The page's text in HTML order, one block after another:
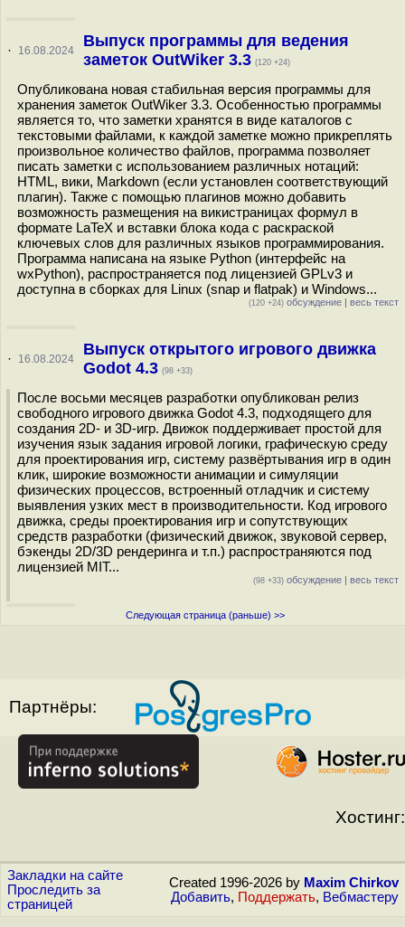
· 16.08.2024
Выпуск программы для ведения
заметок OutWiker 3.3 (120 +24)
Опубликована новая стабильная версия программы для
хранения заметок OutWiker 3.3. Особенностью программы
является то, что заметки хранятся в виде каталогов с
текстовыми файлами, к каждой заметке можно прикреплять
произвольное количество файлов, программа позволяет
писать заметки с использованием различных нотаций:
HTML, вики, Markdown (если установлен соответствующий
плагин). Также с помощью плагинов можно добавить
возможность размещения на викистраницах формул в
формате LaTeX и вставки блока кода с раскраской
ключевых слов для различных языков программирования.
Программа написана на языке Python (интерфейс на
wxPython), распространяется под лицензией GPLv3 и
доступна в сборках для Linux (snap и flatpak) и Windows...
(120 +24) обсуждение | весь текст
· 16.08.2024
Выпуск открытого игрового движка
Godot 4.3 (98 +33)
После восьми месяцев разработки опубликован релиз
свободного игрового движка Godot 4.3, подходящего для
создания 2D- и 3D-игр. Движок поддерживает простой для
изучения язык задания игровой логики, графическую среду
для проектирования игр, систему развёртывания игр в один
клик, широкие возможности анимации и симуляции
физических процессов, встроенный отладчик и систему
выявления узких мест в производительности. Код игрового
движка, среды проектирования игр и сопутствующих
средств разработки (физический движок, звуковой сервер,
бэкенды 2D/3D рендеринга и т.п.) распространяются под
лицензией MIT...
(98 +33) обсуждение | весь текст
Следующая страница (раньше) >>
Партнёры:
Хостинг:
Закладки на сайте
Проследить за
страницей
Created 1996-2026 by Maxim Chirkov
Добавить, Поддержать, Вебмастеру